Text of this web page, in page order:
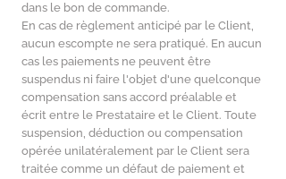
dans le bon de commande.
En cas de règlement anticipé par le Client,
aucun escompte ne sera pratiqué. En aucun
cas les paiements ne peuvent être
suspendus ni faire l'objet d'une quelconque
compensation sans accord préalable et
écrit entre le Prestataire et le Client. Toute
suspension, déduction ou compensation
opérée unilatéralement par le Client sera
traitée comme un défaut de paiement et